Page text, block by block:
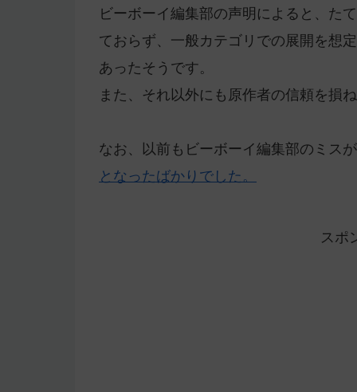
ビーボーイ編集部の声明によると、た
ておらず、一般カテゴリでの展開を想
あったそうです。
また、それ以外にも原作者の信頼を損
なお、以前もビーボーイ編集部のミス
となったばかりでした。
スポ